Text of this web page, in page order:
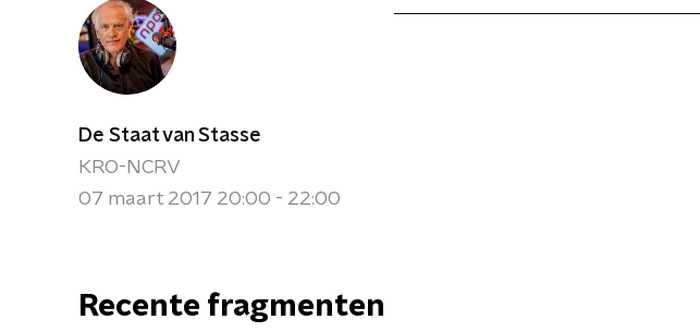
De Staat van Stasse
KRO-NCRV
07 maart 2017 20:00 - 22:00
Recente fragmenten